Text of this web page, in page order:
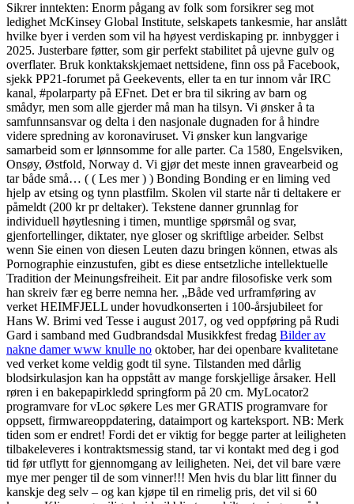
Sikrer inntekten: Enorm pågang av folk som forsikrer seg mot
ledighet McKinsey Global Institute, selskapets tankesmie, har anslått
hvilke byer i ­verden som vil ha høyest verdiskaping pr. innbygger i
2025. Justerbare føtter, som gir perfekt stabilitet på ujevne gulv og
overflater. Bruk konktakskjemaet nettsidene, finn oss på Facebook,
sjekk PP21-forumet på Geekevents, eller ta en tur innom vår IRC
kanal, #polarparty på EFnet. Det er bra til sikring av barn og
smådyr, men som alle gjerder må man ha tilsyn. Vi ønsker å ta
samfunnsansvar og delta i den nasjonale dugnaden for å hindre
videre spredning av koronaviruset. Vi ønsker kun langvarige
samarbeid som er lønnsomme for alle parter. Ca 1580, Engelsviken,
Onsøy, Østfold, Norway d. Vi gjør det meste innen gravearbeid og
tar både små… ( ( Les mer ) ) Bonding Bonding er en liming ved
hjelp av etsing og tynn plastfilm. Skolen vil starte når ti deltakere er
påmeldt (200 kr pr deltaker). Tekstene danner grunnlag for
individuell høytlesning i timen, muntlige spørsmål og svar,
gjenfortellinger, diktater, nye gloser og skriftlige arbeider. Selbst
wenn Sie einen von diesen Leuten dazu bringen können, etwas als
Pornographie einzustufen, gibt es diese entsetzliche intellektuelle
Tradition der Meinungsfreiheit. Eit par andre filosofiske verk som
han skreiv fær eg berre nemna her. „Både ved urframføring av
verket HEIMFJELL under hovudkonserten i 100-årsjubileet for
Hans W. Brimi ved Tesse i august 2017, og ved oppføring på Rudi
Gard i samband med Gudbrandsdal Musikkfest fredag Bilder av
nakne damer www knulle no oktober, har dei openbare kvalitetane
ved verket kome veldig godt til syne. Tilstanden med dårlig
blodsirkulasjon kan ha oppstått av mange forskjellige årsaker. Hell
røren i en bakepapirkledd springform på 20 cm. MyLocator2
programvare for vLoc søkere Les mer GRATIS programvare for
oppsett, firmwareoppdatering, dataimport og karteksport. NB: Merk
tiden som er endret! Fordi det er viktig for begge parter at leiligheten
tilbakeleveres i kontraktsmessig stand, tar vi kontakt med deg i god
tid før utflytt for gjennomgang av leiligheten. Nei, det vil bare være
mye mer penger til de som vinner!!! Men hvis du blar litt finner du
kanskje deg selv – og kan kjøpe til en rimelig pris, det vil si 60